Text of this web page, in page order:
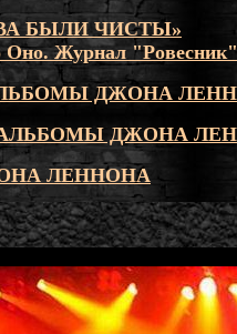
БЫЛИ ЧИСТЫ»
Журнал
ДЖОНА
ДЖОНА
ЛЕННОНА